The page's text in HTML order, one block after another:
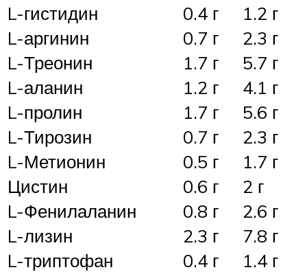
L-гистидин
0.4 г
1.2 г
L-аргинин
0.7 г
2.3 г
L-Треонин
1.7 г
5.7 г
L-аланин
1.2 г
4.1 г
L-пролин
1.7 г
5.6 г
L-Тирозин
0.7 г
2.3 г
L-Метионин
0.5 г
1.7 г
Цистин
0.6 г
2 г
L-Фенилаланин
0.8 г
2.6 г
L-лизин
2.3 г
7.8 г
L-триптофан
0.4 г 1.4 г